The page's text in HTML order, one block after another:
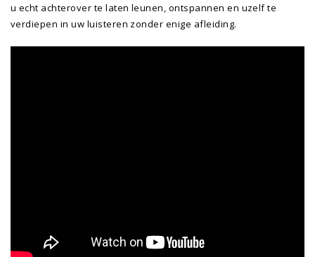
u echt achterover te laten leunen, ontspannen en uzelf te
verdiepen in uw luisteren zonder enige afleiding.